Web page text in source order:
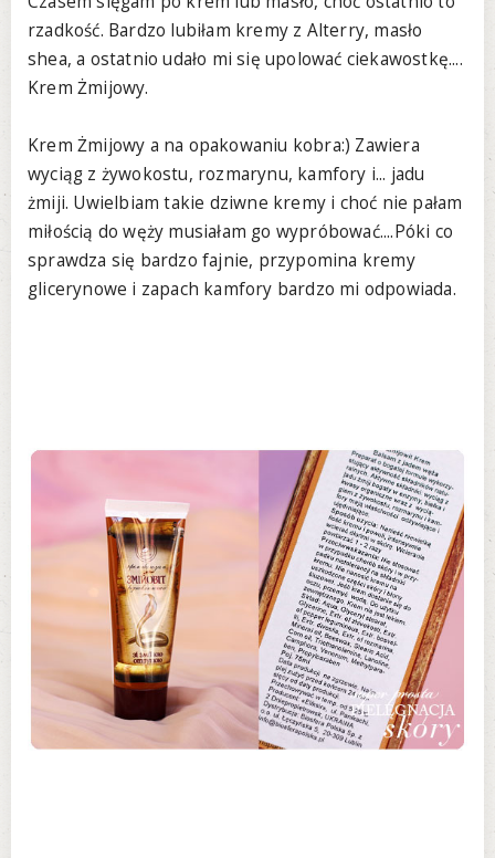
rzadkość. Bardzo lubiłam kremy z Alterry, masło
shea, a ostatnio udało mi się upolować ciekawostkę....
Krem Żmijowy.
Krem Żmijowy a na opakowaniu kobra:) Zawiera
wyciąg z żywokostu, rozmarynu, kamfory i... jadu
żmiji. Uwielbiam takie dziwne kremy i choć nie pałam
miłością do węży musiałam go wypróbować....Póki co
sprawdza się bardzo fajnie, przypomina kremy
glicerynowe i zapach kamfory bardzo mi odpowiada.